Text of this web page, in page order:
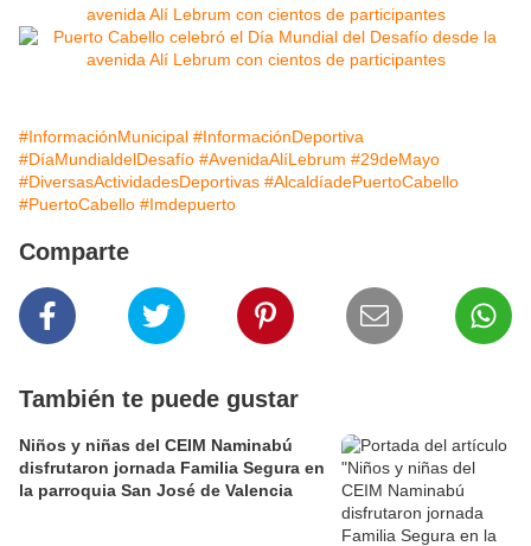
#InformaciónMunicipal #InformaciónDeportiva
#DíaMundialdelDesafío #AvenidaAlíLebrum #29deMayo
#DiversasActividadesDeportivas #AlcaldíadePuertoCabello
#PuertoCabello #Imdepuerto
Comparte
También te puede gustar
Niños y niñas del CEIM Naminabú
disfrutaron jornada Familia Segura en
la parroquia San José de Valencia